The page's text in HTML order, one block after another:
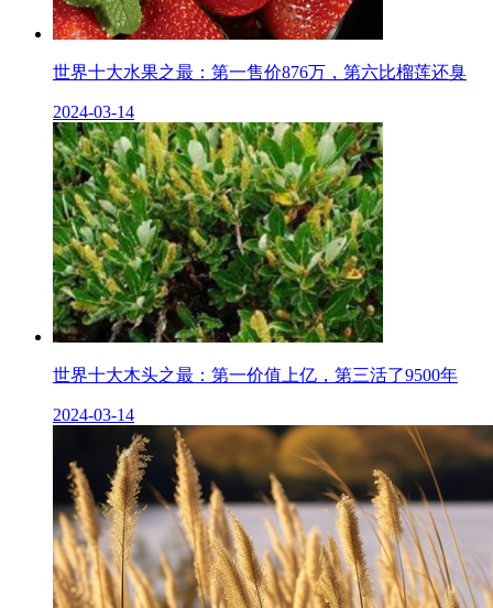
世界十大水果之最：第一售价876万，第六比榴莲还臭
2024-03-14
世界十大木头之最：第一价值上亿，第三活了9500年
2024-03-14